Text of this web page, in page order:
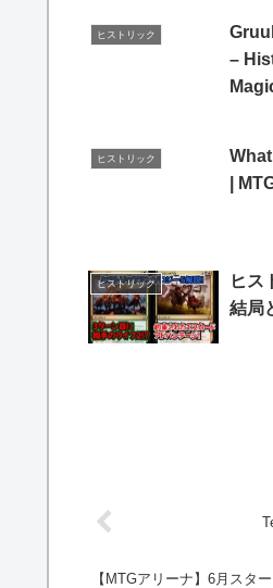
ヒストリック
–
ヒストリック
|
ヒストリック
ヒス
結局
【MTGアリーナ】6月スタ